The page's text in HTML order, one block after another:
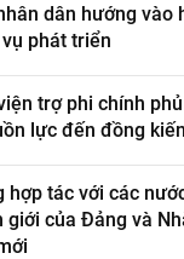
dân hướng vào
phát triển
trợ phi chính
lực đến đồng
hợp tác với các
giới của Đảng và